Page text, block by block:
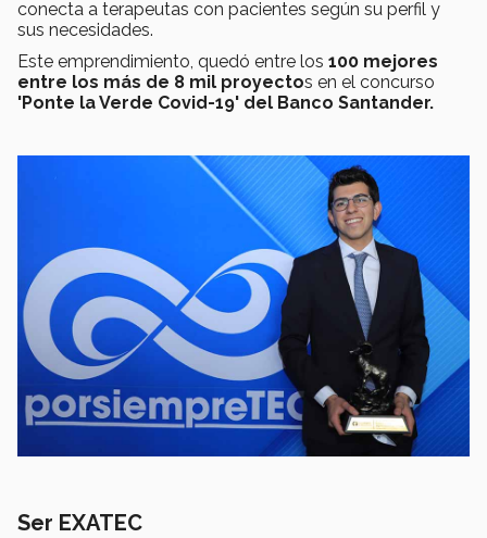
conecta a terapeutas con pacientes según su perfil y
sus necesidades.
Este emprendimiento, quedó entre los 100 mejores
entre los más de 8 mil proyectos en el concurso
'Ponte la Verde Covid-19' del Banco Santander.
Ser EXATEC